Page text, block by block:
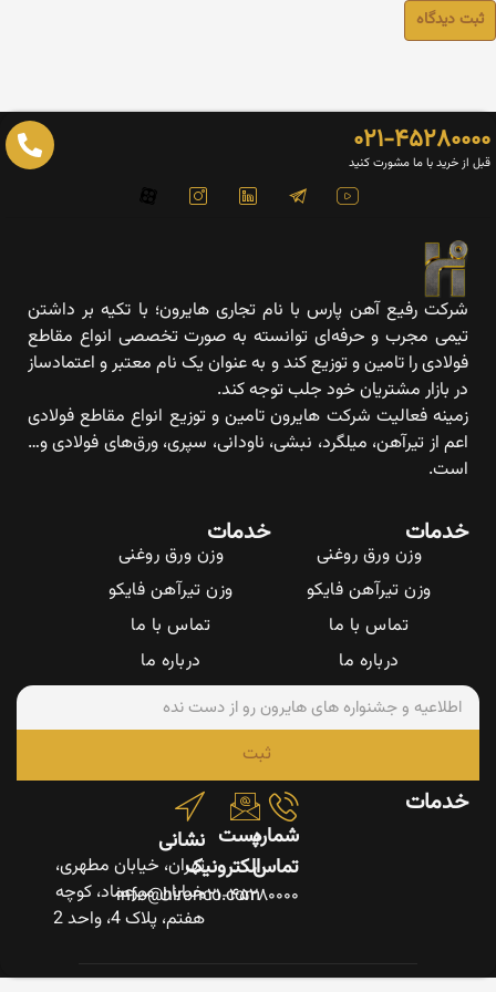
۴۵۲۸۰۰۰۰
از خرید با ما مشورت کنید
شرکت رفیع آهن پارس با نام تجاری هایرون؛ با تکیه بر داشتن
تیمی مجرب و حرفه‌ای توانسته به صورت تخصصی انواع مقاطع
فولادی را تامین و توزیع کند و به عنوان یک نام معتبر و اعتمادساز
در بازار مشتریان خود جلب توجه کند.
زمینه فعالیت شرکت هایرون تامین و توزیع انواع مقاطع فولادی
اعم از تیرآهن، میلگرد، نبشی، ناودانی، سپری، ورق‌های فولادی و…
است.
خدمات
وزن ورق روغنی
وزن تیرآهن فایکو
تماس با ما
درباره ما
خدمات
وزن ورق روغنی
وزن تیرآهن فایکو
تماس با ما
درباره ما
ثبت
خدمات
شماره
تماس
۰۲۱-۴۵۲۸۰۰۰۰
پست
الکترونیک
info@hironco.com
نشانی
تهران، خیابان مطهری،
خیابان میرعماد، کوچه
هفتم، پلاک 4، واحد 2